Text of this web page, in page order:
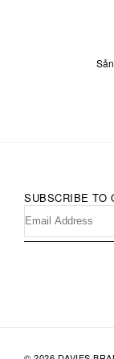
SUBSCRIBE TO